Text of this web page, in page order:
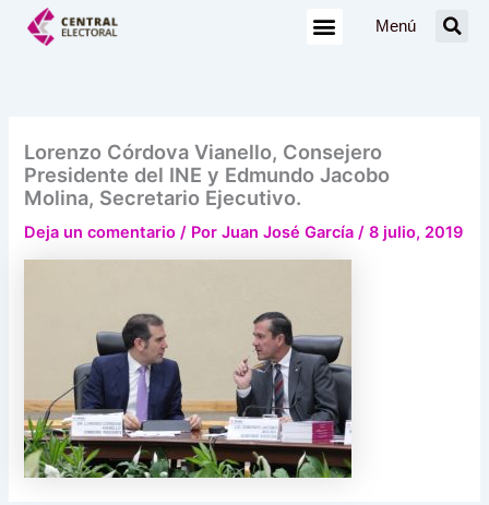
Menú
Lorenzo Córdova Vianello, Consejero
Presidente del INE y Edmundo Jacobo
Molina, Secretario Ejecutivo.
Deja un comentario / PorJuan José García/8 julio, 2019